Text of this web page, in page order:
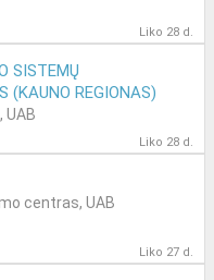
Liko 28 d.
SISTEMŲ
(KAUNO REGIONAS)
UAB
Liko 28 d.
centras, UAB
Liko 27 d.